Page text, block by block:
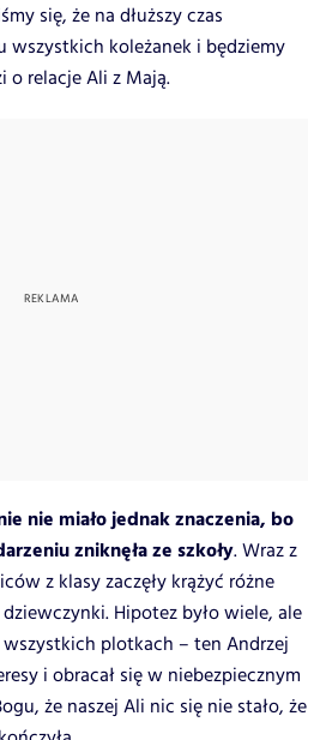
się, że na dłuższy czas
wszystkich koleżanek i będziemy
o relacje Ali z Mają.
nie miało jednak znaczenia, bo
zniknęła ze szkoły. Wraz z
z klasy zaczęły krążyć różne
Hipotez było wiele, ale
plotkach – ten Andrzej
i obracał się w niebezpiecznym
że naszej Ali nic się nie stało, że